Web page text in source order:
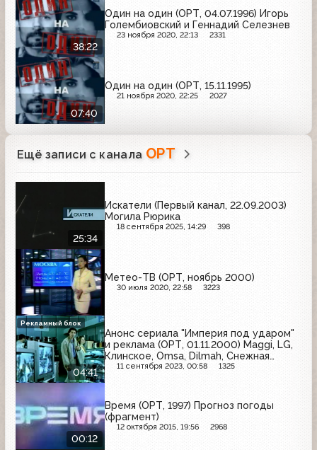
38:22
Один на один (ОРТ, 04.07.1996) Игорь
Голембиовский и Геннадий Селезнев
23 ноября 2020, 22:13 2331
07:40
Один на один (ОРТ, 15.11.1995)
21 ноября 2020, 22:25 2027
Ещё записи с канала ОРТ
25:34
Искатели (Первый канал, 22.09.2003)
Могила Рюрика
18 сентября 2025, 14:29 398
Метео-ТВ (ОРТ, ноябрь 2000)
30 июля 2020, 22:58 3223
04:41
Анонс сериала "Империя под ударом"
и реклама (ОРТ, 01.11.2000) Maggi, LG,
Клинское, Omsa, Dilmah, Снежная
королева, Milagro, Степан Разин,
Кремле
11 сентября 2023, 00:58 1325
Рекламный блок
00:12
Время (ОРТ, 1997) Прогноз погоды
(фрагмент)
12 октября 2015, 19:56 2968